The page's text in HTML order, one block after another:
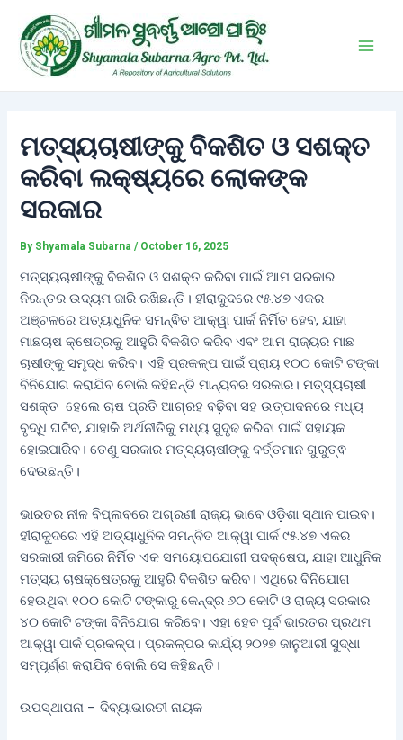
content
ମତ୍ସ୍ୟଚାଷୀଙ୍କୁ ବିକଶିତ ଓ ସଶକ୍ତ
କରିବା ଲକ୍ଷ୍ୟରେ ଲୋକଙ୍କ
ସରକାର
By Shyamala Subarna/ October 16, 2025
ମତ୍ସ୍ୟଚାଷୀଙ୍କୁ ବିକଶିତ ଓ ସଶକ୍ତ କରିବା ପାଇଁ ଆମ ସରକାର
ନିରନ୍ତର ଉଦ୍ୟମ ଜାରି ରଖିଛନ୍ତି। ହୀରାକୁଦରେ ୯୫.୪୭ ଏକର
ଅଞ୍ଚଳରେ ଅତ୍ୟାଧୁନିକ ସମନ୍ଵିତ ଆକ୍ୱା ପାର୍କ ନିର୍ମିତ ହେବ, ଯାହା
ମାଛଚାଷ କ୍ଷେତ୍ରକୁ ଆହୁରି ବିକଶିତ କରିବ ଏବଂ ଆମ ରାଜ୍ୟର ମାଛ
ଚାଷୀଙ୍କୁ ସମୃଦ୍ଧ କରିବ। ଏହି ପ୍ରକଳ୍ପ ପାଇଁ ପ୍ରାୟ ୧୦୦ କୋଟି ଟଙ୍କା
ବିନିଯୋଗ କରାଯିବ ବୋଲି କହିଛନ୍ତି ମାନ୍ୟବର ସରକାର। ମତ୍ସ୍ୟଚାଷୀ
ସଶକ୍ତ ହେଲେ ଚାଷ ପ୍ରତି ଆଗ୍ରହ ବଢ଼ିବା ସହ ଉତ୍ପାଦନରେ ମଧ୍ୟ
ବୃଦ୍ଧି ଘଟିବ, ଯାହାକି ଅର୍ଥନୀତିକୁ ମଧ୍ୟ ସୁଦୃଢ କରିବା ପାଇଁ ସହାୟକ
ହୋଇପାରିବ। ତେଣୁ ସରକାର ମତ୍ସ୍ୟଚାଷୀଙ୍କୁ ବର୍ତ୍ତମାନ ଗୁରୁତ୍ଵ
ଦେଉଛନ୍ତି।
ଭାରତର ନୀଳ ବିପ୍ଲବରେ ଅଗ୍ରଣୀ ରାଜ୍ୟ ଭାବେ ଓଡ଼ିଶା ସ୍ଥାନ ପାଇବ।
ହୀରାକୁଦରେ ଏହି ଅତ୍ୟାଧୁନିକ ସମନ୍ବିତ ଆକ୍ୱା ପାର୍କ ୯୫.୪୭ ଏକର
ସରକାରୀ ଜମିରେ ନିର୍ମିତ ଏକ ସମୟୋପଯୋଗୀ ପଦକ୍ଷେପ, ଯାହା ଆଧୁନିକ
ମତ୍ସ୍ୟ ଚାଷକ୍ଷେତ୍ରକୁ ଆହୁରି ବିକଶିତ କରିବ। ଏଥିରେ ବିନିଯୋଗ
ହେଉଥିବା ୧୦୦ କୋଟି ଟଙ୍କାରୁ କେନ୍ଦ୍ର ୬୦ କୋଟି ଓ ରାଜ୍ୟ ସରକାର
୪୦ କୋଟି ଟଙ୍କା ବିନିଯୋଗ କରିବେ। ଏହା ହେବ ପୂର୍ବ ଭାରତର ପ୍ରଥମ
ଆକ୍ୱା ପାର୍କ ପ୍ରକଳ୍ପ। ପ୍ରକଳ୍ପର କାର୍ଯ୍ୟ ୨୦୨୭ ଜାନୁଆରୀ ସୁଦ୍ଧା
ସମ୍ପୂର୍ଣ୍ଣ କରାଯିବ ବୋଲି ସେ କହିଛନ୍ତି।
ଉପସ୍ଥାପନା – ଦିବ୍ୟାଭାରତୀ ନାୟକ
navigation